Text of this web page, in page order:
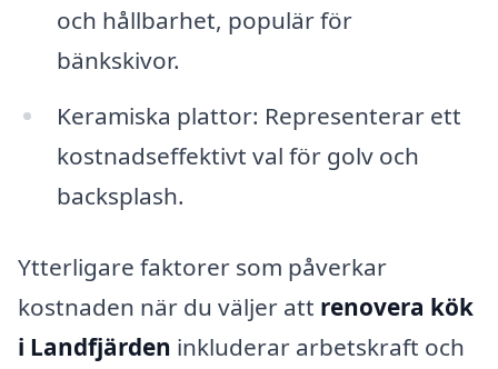
och hållbarhet, populär för
bänkskivor.
Keramiska plattor: Representerar ett
kostnadseffektivt val för golv och
backsplash.
Ytterligare faktorer som påverkar
kostnaden när du väljer att renovera kök
i Landfjärden inkluderar arbetskraft och